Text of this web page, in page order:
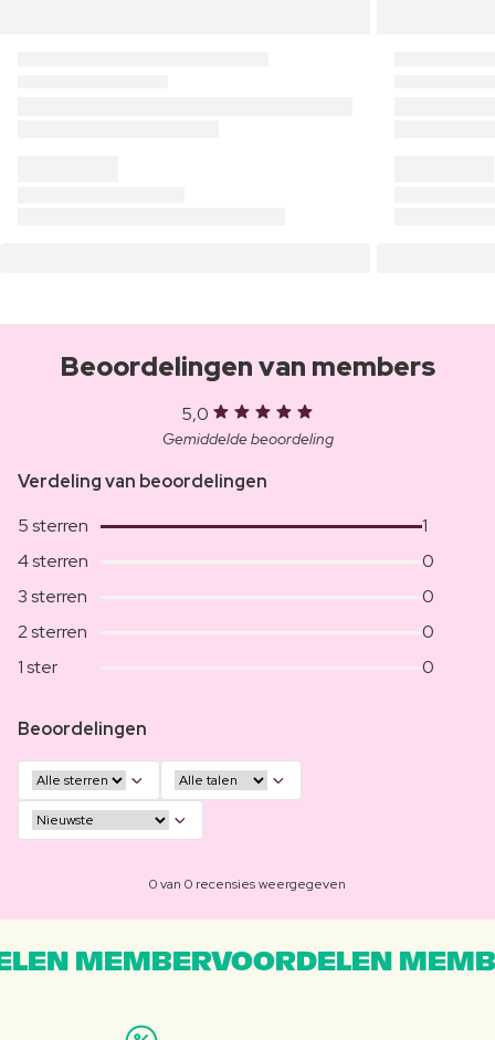
Beoordelingen van members
5,0
Gemiddelde beoordeling
Verdeling van beoordelingen
5 sterren
1
4 sterren
0
3 sterren
0
2 sterren
0
1 ster
0
Beoordelingen
0 van 0 recensies weergegeven
MEMBERVOORDELEN